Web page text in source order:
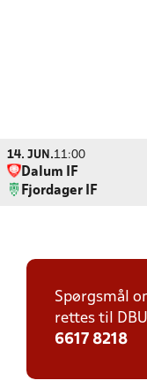
14. JUN.11:00
Dalum IF
Fjordager IF
Spørgsmål
rettes til
6617 8218